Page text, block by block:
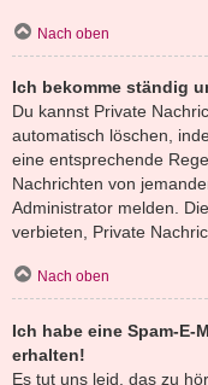
Nach oben
Ich bekomme ständig
Du kannst Private
automatisch löschen,
eine entsprechende
Nachrichten von
Administrator melden.
verbieten, Private
Nach oben
Ich habe eine Spam-E-
erhalten!
Es tut uns leid, das zu